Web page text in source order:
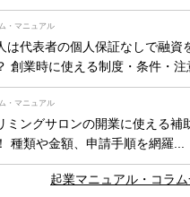
・マニュアル
は代表者の個人保証なしで融資
創業時に使える制度・条件・注
・マニュアル
ミングサロンの開業に使える補
種類や金額、申請手順を網羅...
起業マニュアル・コラ